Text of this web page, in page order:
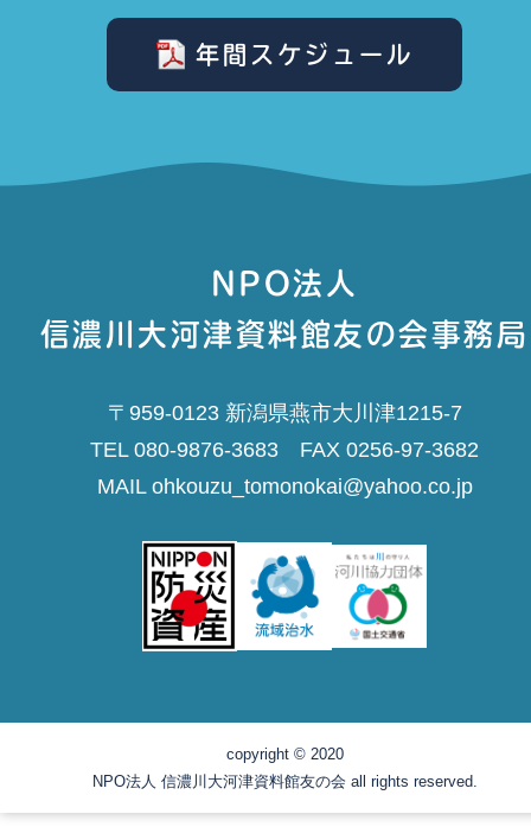
年間スケジュール
NPO法人
信濃川大河津資料館友の会事務局
〒959-0123 新潟県燕市大川津1215-7
TEL 080-9876-3683 FAX 0256-97-3682
MAIL ohkouzu_tomonokai@yahoo.co.jp
copyright © 2020
NPO法人 信濃川大河津資料館友の会 all rights reserved.